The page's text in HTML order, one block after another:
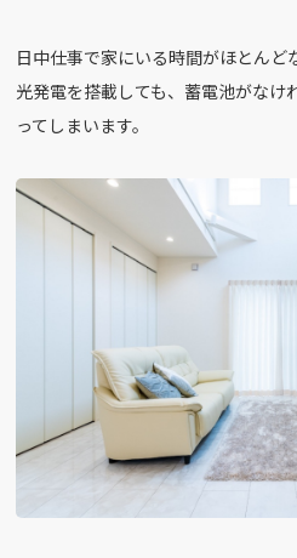
日中仕事で家にいる時間がほとん
光発電を搭載しても、蓄電池がなけ
ってしまいます。